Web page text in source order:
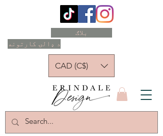
د ډالۍ کارتونه
بلاګ
CAD (C$)